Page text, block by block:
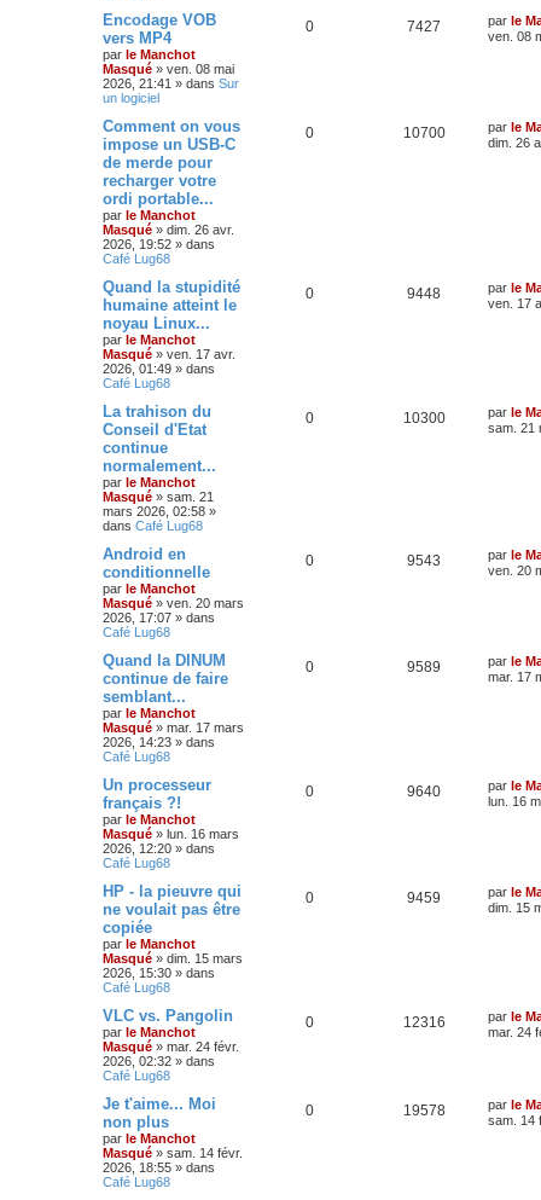
Encodage VOB
vers MP4
par le Manchot
Masqué » ven. 08 mai
2026, 21:41 » dans Sur
un logiciel
0 7427 par le
ven. 08
Comment on vous
impose un USB-C
de merde pour
recharger votre
ordi portable...
par le Manchot
Masqué » dim. 26 avr.
2026, 19:52 » dans
Café Lug68
0 10700 par le
dim. 26
Quand la stupidité
humaine atteint le
noyau Linux...
par le Manchot
Masqué » ven. 17 avr.
2026, 01:49 » dans
Café Lug68
0 9448 par le
ven. 17
La trahison du
Conseil d'Etat
continue
normalement...
par le Manchot
Masqué » sam. 21
mars 2026, 02:58 »
dans Café Lug68
0 10300 par le
sam. 21
Android en
conditionnelle
par le Manchot
Masqué » ven. 20 mars
2026, 17:07 » dans
Café Lug68
0 9543 par le
ven. 20
Quand la DINUM
continue de faire
semblant...
par le Manchot
Masqué » mar. 17 mars
2026, 14:23 » dans
Café Lug68
0 9589 par le
mar. 17
Un processeur
français ?!
par le Manchot
Masqué » lun. 16 mars
2026, 12:20 » dans
Café Lug68
0 9640 par le
lun. 16
HP - la pieuvre qui
ne voulait pas être
copiée
par le Manchot
Masqué » dim. 15 mars
2026, 15:30 » dans
Café Lug68
0 9459 par le
dim. 15
VLC vs. Pangolin
par le Manchot
Masqué » mar. 24 févr.
2026, 02:32 » dans
Café Lug68
0 12316 par le
mar. 24
Je t'aime... Moi
non plus
par le Manchot
Masqué » sam. 14 févr.
2026, 18:55 » dans
Café Lug68
0 19578 par le
sam. 14